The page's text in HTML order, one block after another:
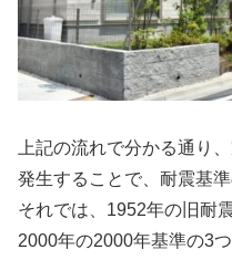
上記の流れで分かる通り
発生することで、耐震基
それでは、1952年の旧耐
2000年の2000年基準の3